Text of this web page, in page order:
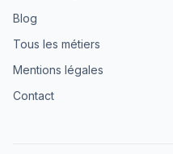
Blog
Tous les métiers
Mentions légales
Contact